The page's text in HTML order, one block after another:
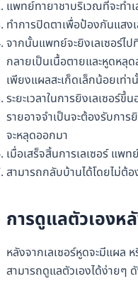
แพทย์ทายาชาบริเวณที่จะทำเ
ทำการปิดตาเพื่อป้องกันแสงเ
จากนั้นแพทย์จะยิงเลเซอร์ไ
กลายเป็นเนื้อตายและหูดหลุ
เพียงแผลสะเก็ดเล็กน้อยเท่า
ระยะเวลาในการยิงเลเซอร์
รายอาจจำเป็นจะต้องรับกา
จะหลุดออกมา
เมื่อเสร็จสิ้นการเลเซอร์ แพ
สามารถกลับบ้านได้โดยไม่ต้
การดูแลตัวเองห
หลังจากเลเซอร์หูดจะมีแผล
สามารถดูแลตัวเองได้ง่ายๆ